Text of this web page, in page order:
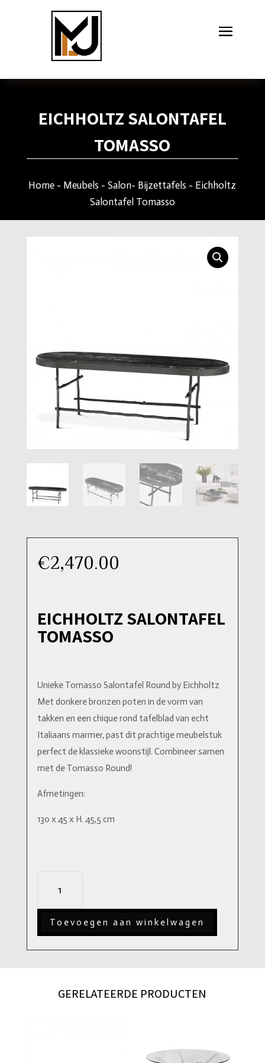
EICHHOLTZ SALONTAFEL
TOMASSO
Home - Meubels -Salon- Bijzettafels - Eichholtz
Salontafel Tomasso
€2,470.00
EICHHOLTZ SALONTAFEL
TOMASSO
Unieke Tomasso Salontafel Round by Eichholtz
Met donkere bronzen poten in de vorm van
takken en een chique rond tafelblad van echt
Italiaans marmer, past dit prachtige meubelstuk
perfect de klassieke woonstijl. Combineer samen
met de Tomasso Round!
Afmetingen:
130 x 45 x H. 45,5 cm
Salontafel
Tomasso
aantal
Toevoegen aan winkelwagen
GERELATEERDE PRODUCTEN